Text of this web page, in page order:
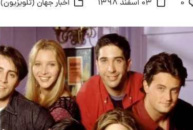
۰ 03 اسفند 1398 اخبار جهان (تلویزیون)